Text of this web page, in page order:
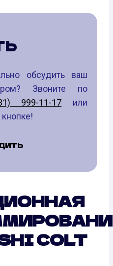
обсудить ваш
Звоните по
999-11-17 или
кнопке!
COLT